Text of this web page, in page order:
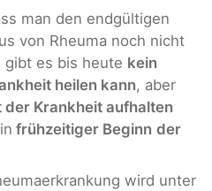
man den endgültigen
von Rheuma noch nicht
gibt es bis heute kein
heilen kann, aber
der Krankheit aufhalten
frühzeitiger Beginn der
wird unter